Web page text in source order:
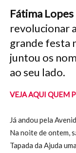
Fátima Lopes
revolucionar
grande festa
juntou os
ao seu lado.
VEJA AQUI QUEM
Já andou pela
Na noite de ontem,
Tapada da Ajuda